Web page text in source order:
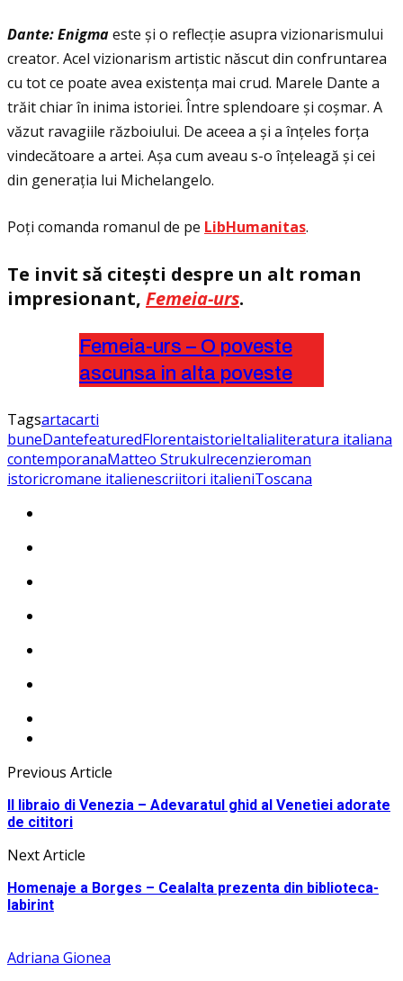
Dante: Enigmaeste și o reflecţie asupra vizionarismului
creator. Acel vizionarism artistic născut din confruntarea
cu tot ce poate avea existenţa mai crud. Marele Dante a
trăit chiar în inima istoriei. Între splendoare și coșmar. A
văzut ravagiile războiului. De aceea a și a înţeles forţa
vindecătoare a artei. Așa cum aveau s-o înţeleagă și cei
din generaţia lui Michelangelo.
Poţi comanda romanul de pe LibHumanitas.
Te invit să citești despre un alt roman
impresionant, Femeia-urs.
Femeia-urs – O poveste
ascunsa in alta poveste
Tagsartacarti
buneDantefeaturedFlorentaistorieItalialiteratura italiana
contemporanaMatteo Strukulrecenzieroman
istoricromane italienescriitori italieniToscana
Previous Article
Il libraio di Venezia – Adevaratul ghid al Venetiei adorate
de cititori
Next Article
Homenaje a Borges – Cealalta prezenta din biblioteca-
labirint
Adriana Gionea